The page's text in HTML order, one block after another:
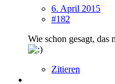
6. April 2015
#182
Wie schon gesagt, das
Zitieren